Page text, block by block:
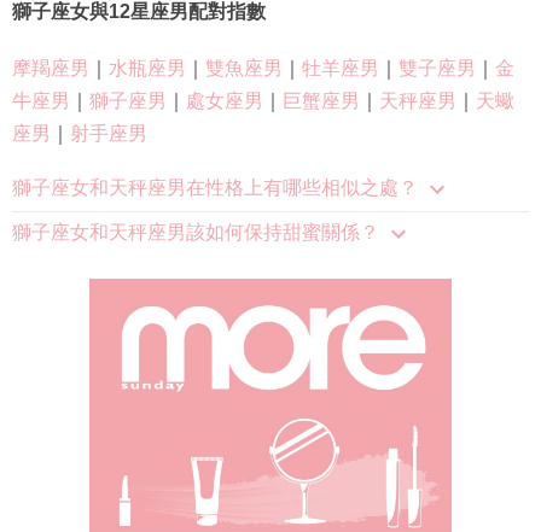
獅子座女與12星座男配對指數
摩羯座男 水瓶座男 雙魚座男 牡羊座男 雙子座男
金
牛座男
獅子座男 處女座男 巨蟹座男 天秤座男
天蠍
座男
射手座男
獅子座女和天秤座男在性格上有哪些相似之處？
獅子座女和天秤座男該如何保持甜蜜關係？